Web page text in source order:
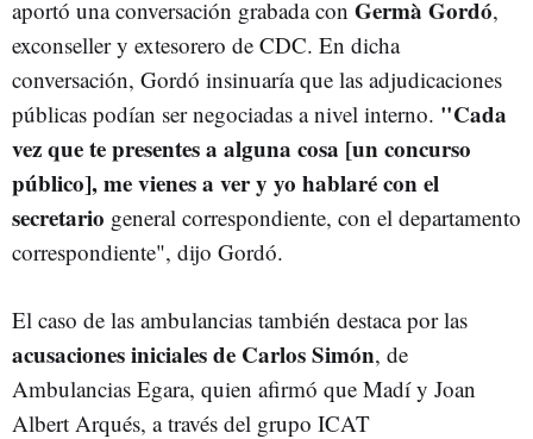
aportó una conversación grabada con Germà Gordó,
exconseller y extesorero de CDC. En dicha
conversación, Gordó insinuaría que las adjudicaciones
públicas podían ser negociadas a nivel interno. "Cada
vez que te presentes a alguna cosa [un concurso
público], me vienes a ver y yo hablaré con el
secretario general correspondiente, con el departamento
correspondiente", dijo Gordó.
El caso de las ambulancias también destaca por las
acusaciones iniciales de Carlos Simón, de
Ambulancias Egara, quien afirmó que Madí y Joan
Albert Arqués, a través del grupo ICAT